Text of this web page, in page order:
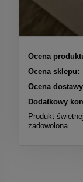
Ocena
Ocena sklepu:
Ocena
Dodatkowy
Produkt
zadowolona.